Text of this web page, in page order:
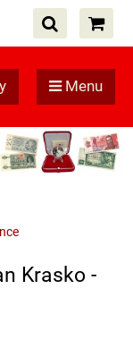
Menu
Krasko -